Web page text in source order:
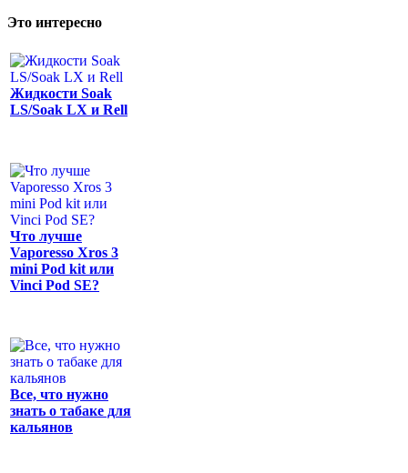
Это интересно
Жидкости Soak
LS/Soak LX и Rell
Что лучше
Vaporesso Xros 3
mini Pod kit или
Vinci Pod SE?
Все, что нужно
знать о табаке для
кальянов